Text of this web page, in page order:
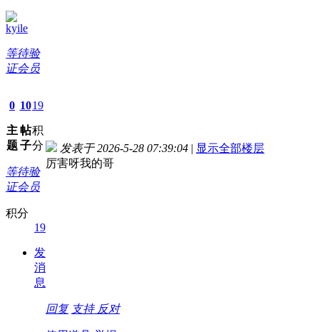
kyile
等待验
证会员
0
主
题
10
帖
子
19
积
分
等待验
证会员
积分
19
发
消
息
发表于 2026-5-28 07:39:04 | 显示全部楼层
厉害呀我的哥
回复 支持 反对